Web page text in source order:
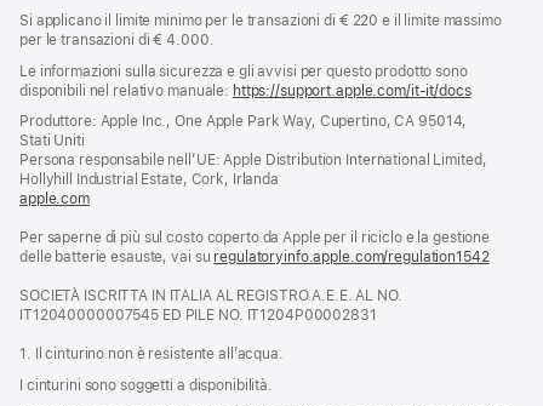
Si applicano il limite minimo per le transazioni di € 220 e il limite massimo
per le transazioni di € 4.000.
Le informazioni sulla sicurezza e gli avvisi per questo prodotto sono
disponibili nel relativo manuale: https://support.apple.com/it-it/docs(si
finestra)
Produttore: Apple Inc., One Apple Park Way, Cupertino, CA 95014,
Stati Uniti
Persona responsabile nell’UE: Apple Distribution International Limited,
Hollyhill Industrial Estate, Cork, Irlanda
apple.com(si
una
nuova
Per saperne di più sul costo coperto da Apple per il riciclo e la gestione
delle batterie esauste, vai su regulatoryinfo.apple.com/regulation1542(si
SOCIETÀ ISCRITTA IN ITALIA AL REGISTRO A.E.E. AL NO.
IT12040000007545 ED PILE NO. IT1204P00002831
1. Il cinturino non è resistente all’acqua.
I cinturini sono soggetti a disponibilità.